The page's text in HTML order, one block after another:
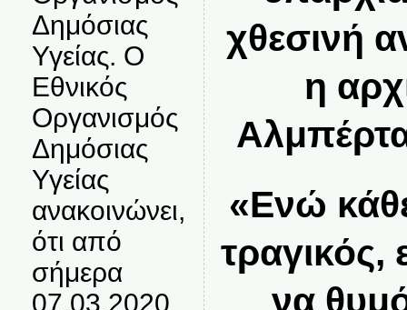
Δημόσιας
Υγείας. Ο
Εθνικός
Οργανισμός
Δημόσιας
Υγείας
ανακοινώνει,
ότι από
σήμερα
07.03.2020
χθεσινή
η
«Ενώ
τραγικός,
να